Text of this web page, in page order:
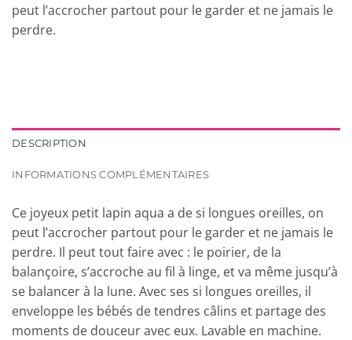
peut l’accrocher partout pour le garder et ne jamais le
perdre.
DESCRIPTION
INFORMATIONS COMPLÉMENTAIRES
Ce joyeux petit lapin aqua a de si longues oreilles, on
peut l’accrocher partout pour le garder et ne jamais le
perdre. Il peut tout faire avec : le poirier, de la
balançoire, s’accroche au fil à linge, et va même jusqu’à
se balancer à la lune. Avec ses si longues oreilles, il
enveloppe les bébés de tendres câlins et partage des
moments de douceur avec eux. Lavable en machine.